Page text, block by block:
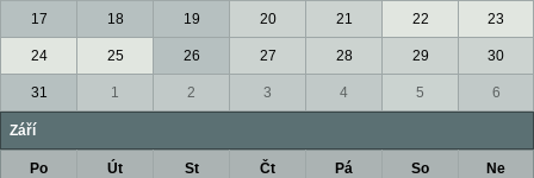
17 18 19 20 21 22 23
24 25 26 27 28 29 30
31 1 2 3 4 5 6
Září
Po Út St Čt Pá So Ne